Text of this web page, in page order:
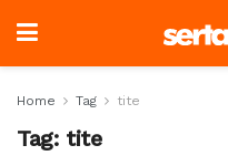
Home Tag tite
Tag: tite